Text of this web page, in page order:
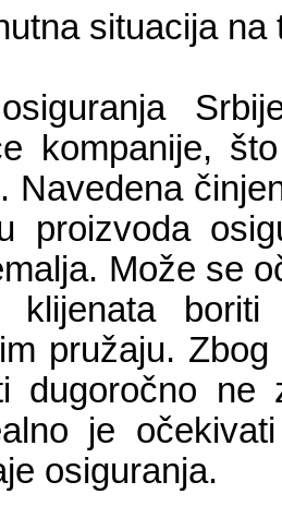
situacija
kompanije,
Navedena
proizvoda
Može se
klijenata
pružaju.
dugoročno ne
je
osiguranja.